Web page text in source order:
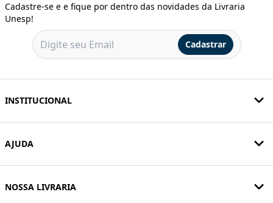
Cadastre-se e e fique por dentro das novidades da Livraria
Unesp!
Cadastrar
INSTITUCIONAL
AJUDA
NOSSA LIVRARIA